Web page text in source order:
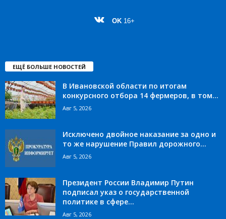
OK 16+
ЕЩЁ БОЛЬШЕ НОВОСТЕЙ
В Ивановской области по итогам
конкурсного отбора 14 фермеров, в том...
Авг 5, 2026
Исключено двойное наказание за одно и
то же нарушение Правил дорожного...
Авг 5, 2026
Президент России Владимир Путин
подписал указ о государственной
политике в сфере...
Авг 5, 2026